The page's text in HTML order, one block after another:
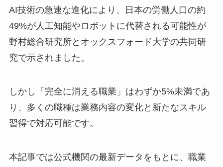
AI技術の急速な進化により、日本の労働人口の約
49%が人工知能やロボットに代替される可能性が
野村総合研究所とオックスフォード大学の共同研
究で示されました。
しかし「完全に消える職業」はわずか5%未満であ
り、多くの職種は業務内容の変化と新たなスキル
習得で対応可能です。
本記事では公式機関の最新データをもとに、職業